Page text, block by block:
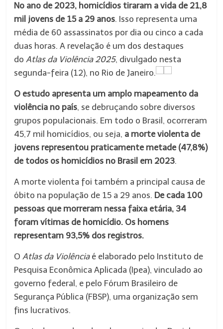
No ano de 2023, homicídios tiraram a vida de 21,8
mil jovens de 15 a 29 anos. Isso representa uma
média de 60 assassinatos por dia ou cinco a cada
duas horas. A revelação é um dos destaques
doAtlas da Violência 2025, divulgado nesta
segunda-feira (12), no Rio de Janeiro.
O estudo apresenta um amplo mapeamento da
violência no país, se debruçando sobre diversos
grupos populacionais. Em todo o Brasil, ocorreram
45,7 mil homicídios, ou seja, a morte violenta de
jovens representou praticamente metade (47,8%)
de todos os homicídios no Brasil em 2023.
A morte violenta foi também a principal causa de
óbito na população de 15 a 29 anos. De cada 100
pessoas que morreram nessa faixa etária, 34
foram vítimas de homicídio. Os homens
representam 93,5% dos registros.
OAtlas da Violênciaé elaborado pelo Instituto de
Pesquisa Econômica Aplicada (Ipea), vinculado ao
governo federal, e pelo Fórum Brasileiro de
Segurança Pública (FBSP), uma organização sem
fins lucrativos.